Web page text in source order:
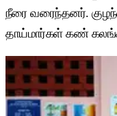
நீரை வரைந்தனர்.
தாய்மார்கள் கண்